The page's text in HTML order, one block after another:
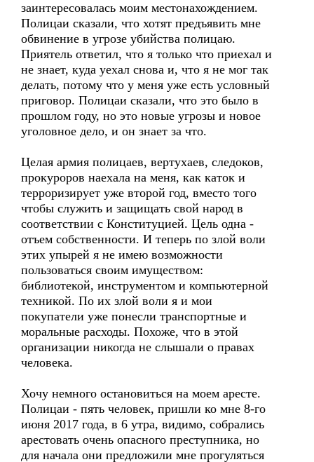
заинтересовалась моим местонахождением.
Полицаи сказали, что хотят предъявить мне
обвинение в угрозе убийства полицаю.
Приятель ответил, что я только что приехал и
не знает, куда уехал снова и, что я не мог так
делать, потому что у меня уже есть условный
приговор. Полицаи сказали, что это было в
прошлом году, но это новые угрозы и новое
уголовное дело, и он знает за что.
Целая армия полицаев, вертухаев, следоков,
прокуроров наехала на меня, как каток и
терроризирует уже второй год, вместо того
чтобы служить и защищать свой народ в
соответствии с Конституцией. Цель одна -
отъем собственности. И теперь по злой воли
этих упырей я не имею возможности
пользоваться своим имуществом:
библиотекой, инструментом и компьютерной
техникой. По их злой воли я и мои
покупатели уже понесли транспортные и
моральные расходы. Похоже, что в этой
организации никогда не слышали о правах
человека.
Хочу немного остановиться на моем аресте.
Полицаи - пять человек, пришли ко мне 8-го
июня 2017 года, в 6 утра, видимо, собрались
арестовать очень опасного преступника, но
для начала они предложили мне прогуляться